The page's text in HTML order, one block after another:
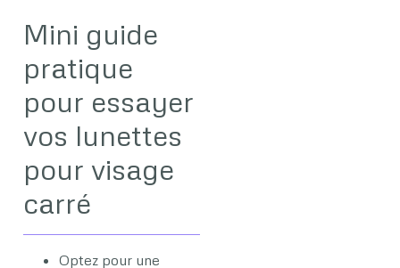
Mini guide
pratique
pour essayer
vos lunettes
pour visage
carré
Optez pour une